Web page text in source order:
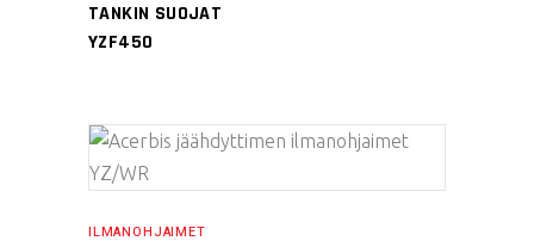
TANKIN SUOJAT
YZF450
ILMANOHJAIMET